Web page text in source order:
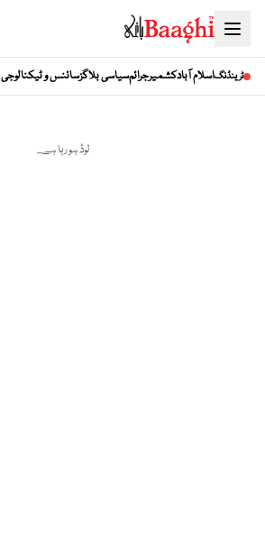
ٹرینڈنگاسلام آبادکشمیرجرائمسیاسی بلاگزسائنس و ٹیکنالوجی
لوڈ ہو رہا ہے...